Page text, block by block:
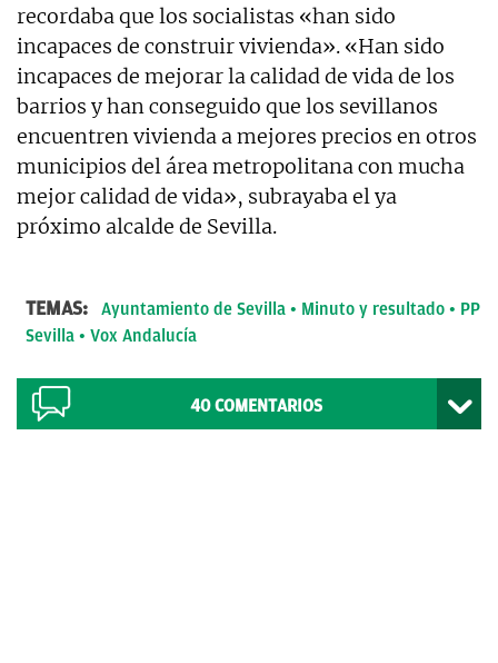
recordaba que los socialistas «han sido
incapaces de construir vivienda». «Han sido
incapaces de mejorar la calidad de vida de los
barrios y han conseguido que los sevillanos
encuentren vivienda a mejores precios en otros
municipios del área metropolitana con mucha
mejor calidad de vida», subrayaba el ya
próximo alcalde de Sevilla.
TEMAS: Ayuntamiento de Sevilla Minuto y resultado
PP
Sevilla
Vox Andalucía
40COMENTARIOS